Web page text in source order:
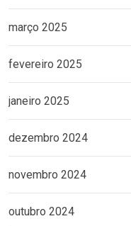
março 2025
fevereiro 2025
janeiro 2025
dezembro 2024
novembro 2024
outubro 2024